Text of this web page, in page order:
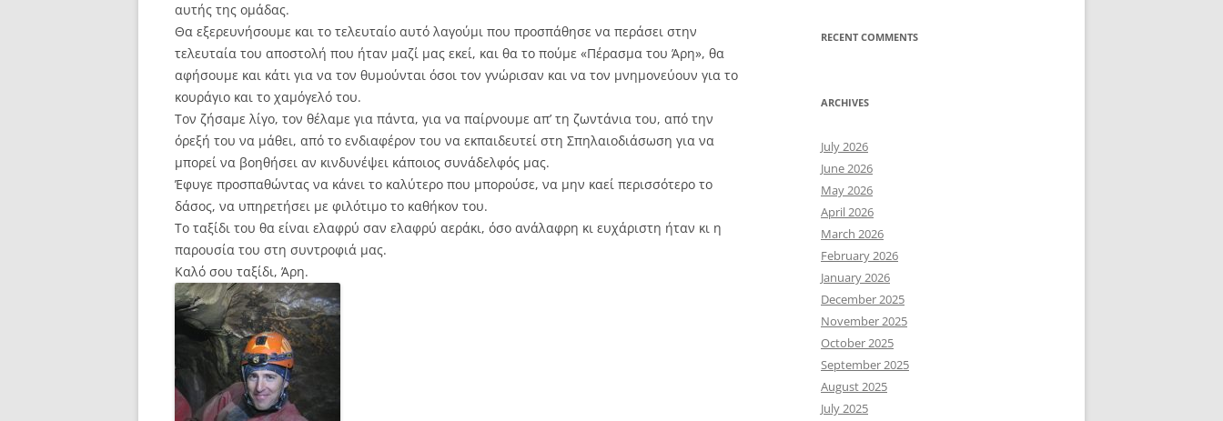
αυτής της ομάδας.
Θα εξερευνήσουμε και το τελευταίο αυτό λαγούμι που προσπάθησε να περάσει στην
τελευταία του αποστολή που ήταν μαζί μας εκεί, και θα το πούμε «Πέρασμα του Άρη», θα
αφήσουμε και κάτι για να τον θυμούνται όσοι τον γνώρισαν και να τον μνημονεύουν για το
κουράγιο και το χαμόγελό του.
Τον ζήσαμε λίγο, τον θέλαμε για πάντα, για να παίρνουμε απ’ τη ζωντάνια του, από την
όρεξή του να μάθει, από το ενδιαφέρον του να εκπαιδευτεί στη Σπηλαιοδιάσωση για να
μπορεί να βοηθήσει αν κινδυνέψει κάποιος συνάδελφός μας.
Έφυγε προσπαθώντας να κάνει το καλύτερο που μπορούσε, να μην καεί περισσότερο το
δάσος, να υπηρετήσει με φιλότιμο το καθήκον του.
Το ταξίδι του θα είναι ελαφρύ σαν ελαφρύ αεράκι, όσο ανάλαφρη κι ευχάριστη ήταν κι η
παρουσία του στη συντροφιά μας.
Καλό σου ταξίδι, Άρη.
RECENT COMMENTS
ARCHIVES
July 2026
June 2026
May 2026
April 2026
March 2026
February 2026
January 2026
December 2025
November 2025
October 2025
September 2025
August 2025
July 2025